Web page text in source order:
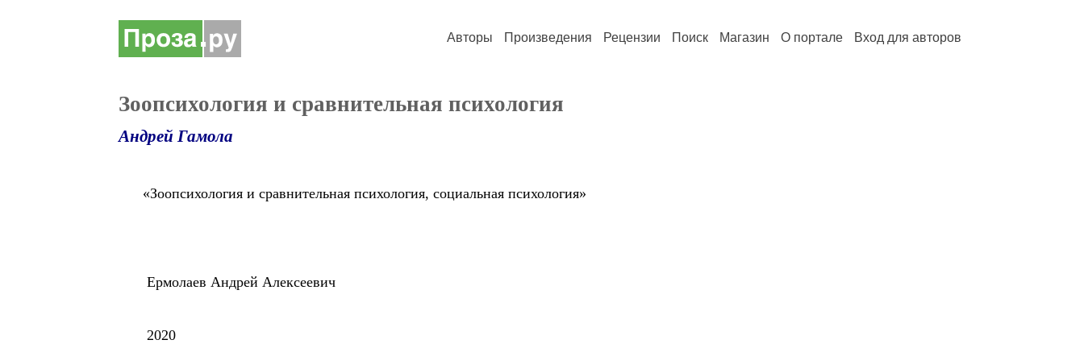
Авторы Произведения Рецензии Поиск Магазин О портале Вход для авторов
Зоопсихология и сравнительная психология
Андрей Гамола
«Зоопсихология и сравнительная психология, социальная психология»
Ермолаев Андрей Алексеевич
2020